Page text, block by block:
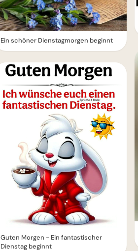
Ein schöner Dienstagmorgen beginnt
Guten Morgen - Ein fantastischer
Dienstag beginnt